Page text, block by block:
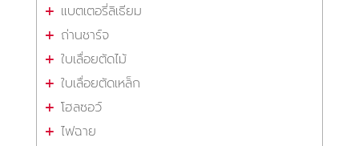
แบตเตอรี่ลิเธียม
ถ่านชาร์จ
ใบเลื่อยตัดไม้
ใบเลื่อยตัดเหล็ก
โฮลซอว์
ไฟฉาย